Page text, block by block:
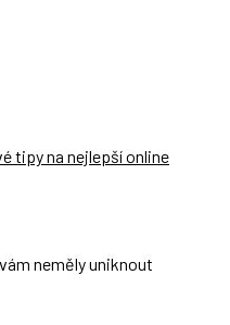
tipy na nejlepší online
neměly uniknout